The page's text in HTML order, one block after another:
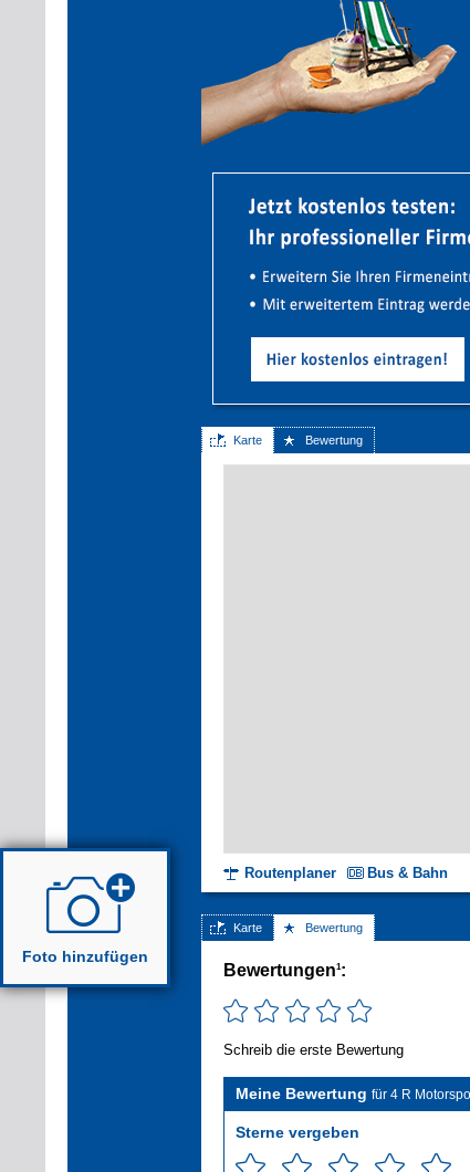
Karte Bewertung
Routenplaner Bus & Bahn
Karte Bewertung
Bewertungen1:
Schreib die erste Bewertung
Meine Bewertung für 4 R
Sterne vergeben
Foto hinzufügen